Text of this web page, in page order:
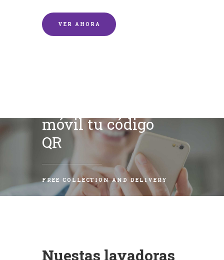
VER AHORA
móvil tu código
QR
FREE COLLECTION AND DELIVERY
Nuestas lavadoras